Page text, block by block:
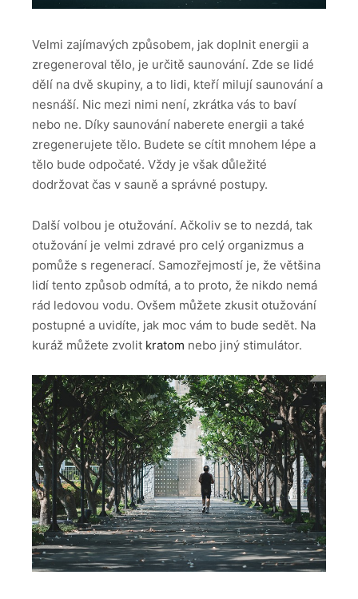
Velmi zajímavých způsobem, jak doplnit energii a
zregeneroval tělo, je určitě saunování. Zde se lidé
dělí na dvě skupiny, a to lidi, kteří milují saunování a
nesnáší. Nic mezi nimi není, zkrátka vás to baví
nebo ne. Díky saunování naberete energii a také
zregenerujete tělo. Budete se cítit mnohem lépe a
tělo bude odpočaté. Vždy je však důležité
dodržovat čas v sauně a správné postupy.
Další volbou je otužování. Ačkoliv se to nezdá, tak
otužování je velmi zdravé pro celý organizmus a
pomůže s regenerací. Samozřejmostí je, že většina
lidí tento způsob odmítá, a to proto, že nikdo nemá
rád ledovou vodu. Ovšem můžete zkusit otužování
postupné a uvidíte, jak moc vám to bude sedět. Na
kuráž můžete zvolit kratom nebo jiný stimulátor.